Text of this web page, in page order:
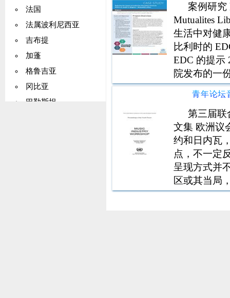
法国
法属波利尼西亚
吉布提
加蓬
格鲁吉亚
冈比亚
巴勒斯坦
案例研究
Mutualites
生活中对健
比利时的
EDC 的提示
院发布的一
众对内分泌
员会于 201
第三届联
文集 欧洲议
约和日内瓦
点，不一定
呈现方式并
区或其当局
何形式的保